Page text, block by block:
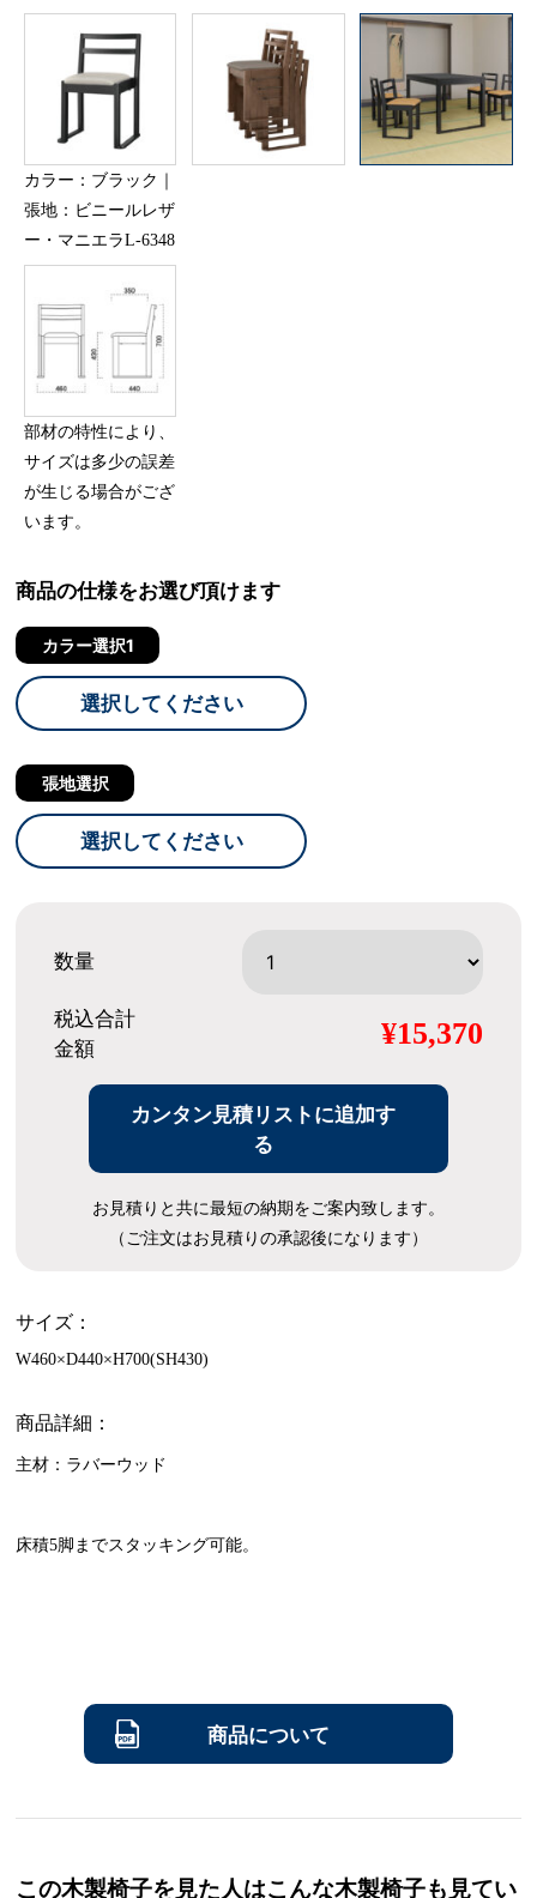
カラー：ブラック｜
張地：ビニールレザ
ー・マニエラL-6348
部材の特性により、
サイズは多少の誤差
が生じる場合がござ
います。
商品の仕様をお選び頂けます
カラー選択1
選択してください
張地選択
選択してください
数量
税込合計
金額
¥15,370
カンタン見積リストに追加す
る
お見積りと共に最短の納期をご案内致します。
（ご注文はお見積りの承認後になります）
サイズ：
W460×D440×H700(SH430)
商品詳細：
主材：ラバーウッド
床積5脚までスタッキング可能。
商品について
この木製椅子を見た人はこんな木製椅子も見てい